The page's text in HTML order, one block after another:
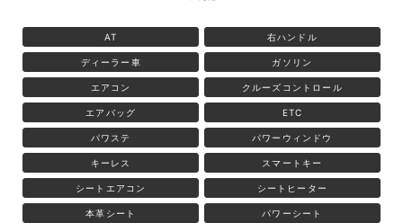
AT 右ハンドル
ディーラー車 ガソリン
エアコン クルーズコントロール
エアバッグ ETC
パワステ パワーウィンドウ
キーレス スマートキー
シートエアコン シートヒーター
本革シート パワーシート